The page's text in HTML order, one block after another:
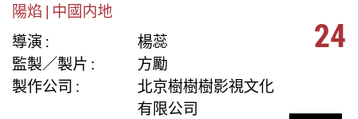
陽焰 | 中國内地
導演 :
楊蕊
監製／製片 :
方勵
製作公司 :
北京樹樹樹影視文化
有限公司
24